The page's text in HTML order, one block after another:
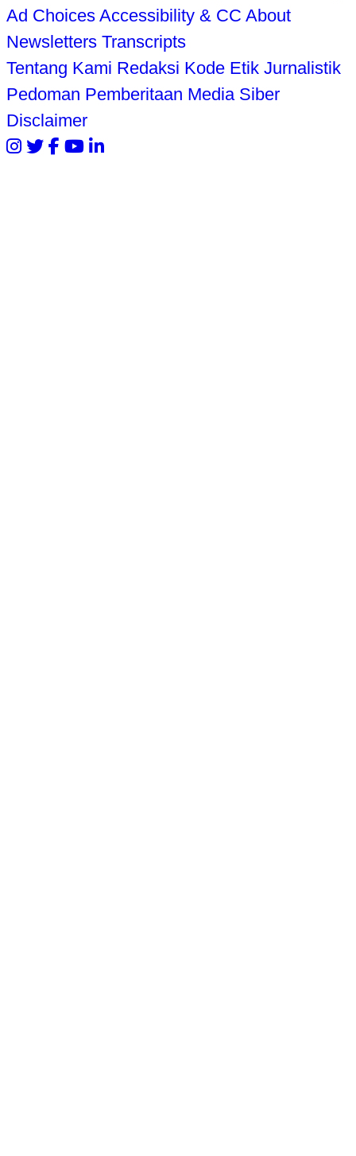
Ad Choices Accessibility & CC About
Newsletters Transcripts
Tentang Kami Redaksi Kode Etik Jurnalistik
Pedoman Pemberitaan Media Siber
Disclaimer